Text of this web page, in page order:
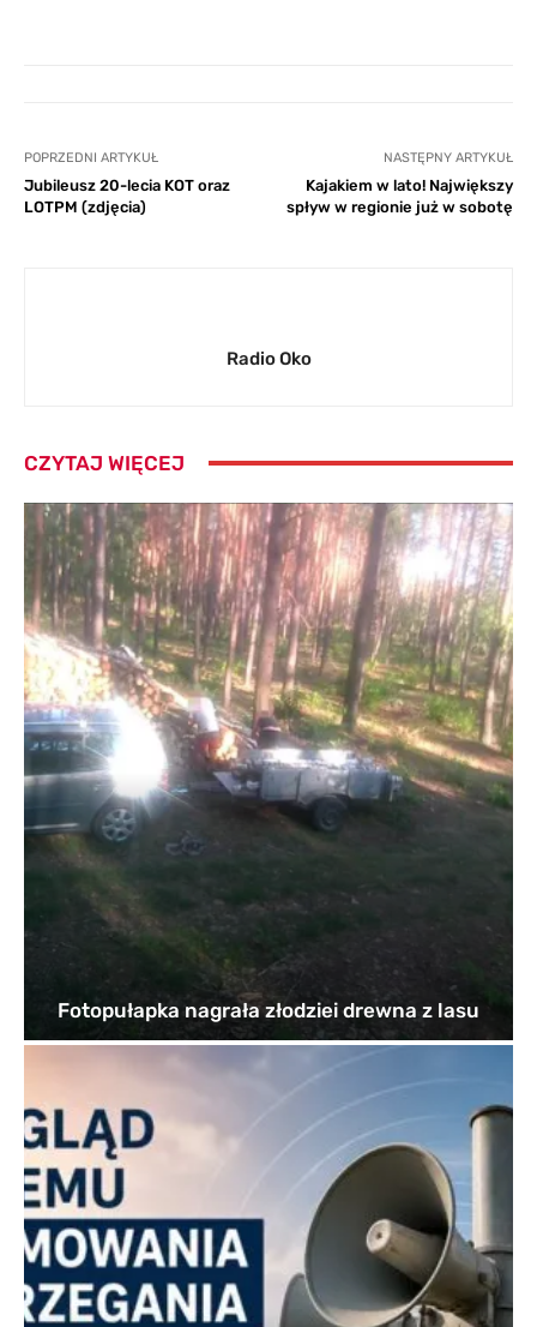
POPRZEDNI ARTYKUŁ
Jubileusz 20-lecia KOT oraz
LOTPM (zdjęcia)
NASTĘPNY ARTYKUŁ
Kajakiem w lato! Największy
spływ w regionie już w sobotę
Radio Oko
CZYTAJ WIĘCEJ
Fotopułapka nagrała złodziei drewna z lasu